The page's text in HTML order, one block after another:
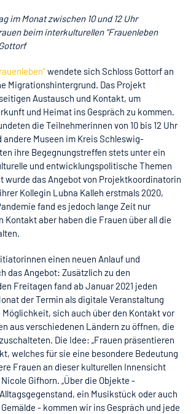
im Monat zwischen 10 und 12 Uhr
beim interkulturellen "Frauenleben
wendete sich Schloss Gottorf an
Migrationshintergrund. Das Projekt
Austausch und Kontakt, um
und Heimat ins Gespräch zu kommen.
die Teilnehmerinnen von 10 bis 12 Uhr
andere Museen im Kreis Schleswig-
ihre Begegnungstreffen stets unter ein
und entwicklungspolitische Themen
wurde das Angebot von Projektkoordinatorin
Kollegin Lubna Kalleh erstmals 2020,
fand es jedoch lange Zeit nur
Kontakt aber haben die Frauen über all die
einen neuen Anlauf und
das Angebot: Zusätzlich zu den
Freitagen fand ab Januar 2021 jeden
der Termin als digitale Veranstaltung
sich auch über den Kontakt vor
aus verschiedenen Ländern zu öffnen, die
Die Idee: „Frauen präsentieren
welches für sie eine besondere Bedeutung
Frauen an dieser kulturellen Innensicht
Gifhorn. „Über die Objekte -
ein Musikstück oder auch
- kommen wir ins Gespräch und jede